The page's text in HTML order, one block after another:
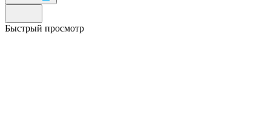
Быстрый просмотр